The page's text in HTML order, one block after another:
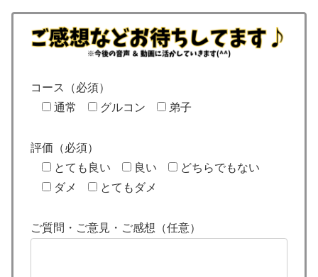
コース（必須）
通常
グルコン 弟子
評価（必須）
とても良い
良い
どちらでもない
ダメ
とてもダメ
ご質問・ご意見・ご感想（任意）